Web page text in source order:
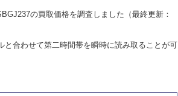
の買取価格を調査しました（最終更新：
合わせて第二時間帯を瞬時に読み取ることが可